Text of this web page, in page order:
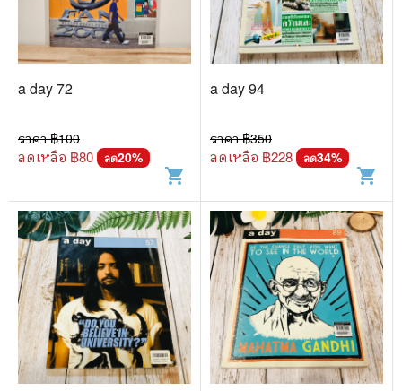
a day 72
ราคา ฿100
ลดเหลือ ฿80 ลด20%
shopping_cart
a day 94
ราคา ฿350
ลดเหลือ ฿228 ลด34%
shopping_cart